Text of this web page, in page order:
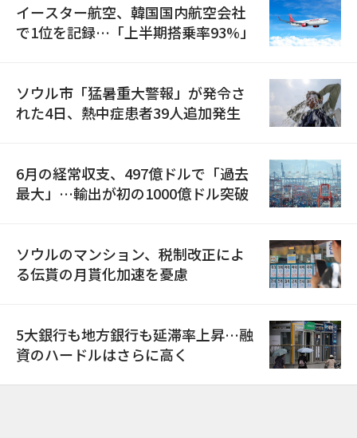
イースター航空、韓国国内航空会社
で1位を記録…「上半期搭乗率93%」
ソウル市「猛暑重大警報」が発令さ
れた4日、熱中症患者39人追加発生
6月の経常収支、497億ドルで「過去
最大」…輸出が初の1000億ドル突破
ソウルのマンション、税制改正によ
る伝貰の月貰化加速を憂慮
5大銀行も地方銀行も延滞率上昇…融
資のハードルはさらに高く